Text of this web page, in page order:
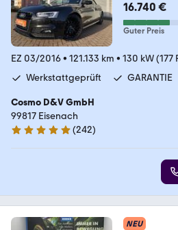
16.740 €
Guter Preis
EZ 03/2016• 121.133 km • 130 kW (177
Werkstattgeprüft
GARANTIE
Cosmo D&V GmbH
99817 Eisenach
4.9 Sterne
(242)
NEU